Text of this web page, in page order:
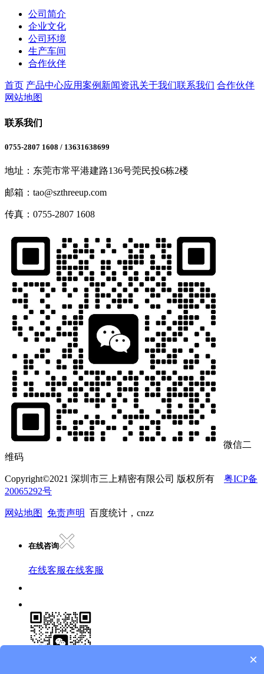
公司简介
企业文化
公司环境
生产车间
合作伙伴
首页 产品中心应用案例 新闻资讯关于我们联系我们 合作伙伴
网站地图
联系我们
0755-2807 1608 / 13631638699
地址： 东莞市常平港建路136号莞民投6栋2楼
邮箱： tao@szthreeup.com
传真： 0755-2807 1608
微信二
维码
Copyright©2021 深圳市三上精密有限公司 版权所有 粤ICP备
20065292号
网站地图 免责声明 百度统计，cnzz
在线咨询
在线客服在线客服
×